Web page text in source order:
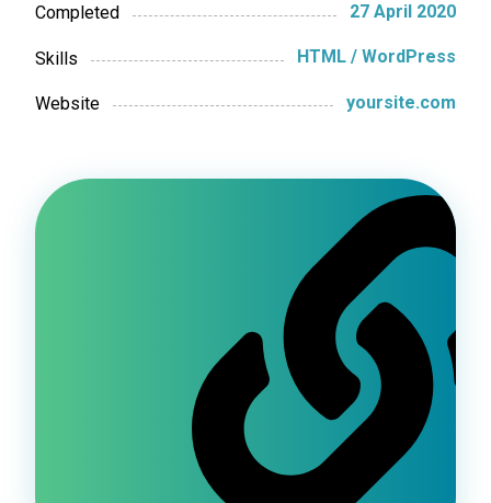
Completed 27 April 2020
Skills HTML / WordPress
Website yoursite.com